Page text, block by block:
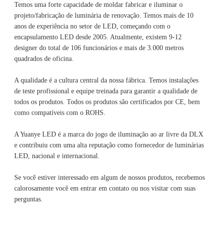
Temos uma forte capacidade de moldar fabricar e iluminar o
projeto/fabricação de luminária de renovação. Temos mais de 10
anos de experiência no setor de LED, começando com o
encapsulamento LED desde 2005. Atualmente, existem 9-12
designer do total de 106 funcionários e mais de 3.000 metros
A qualidade é a cultura central da nossa fábrica. Temos instalações
de teste profissional e equipe treinada para garantir a qualidade de
todos os produtos. Todos os produtos são certificados por CE, bem
A Yuanye LED é a marca do jogo de iluminação ao ar livre da DLX
e contribuiu com uma alta reputação como fornecedor de luminárias
Se você estiver interessado em algum de nossos produtos, recebemos
calorosamente você em entrar em contato ou nos visitar com suas